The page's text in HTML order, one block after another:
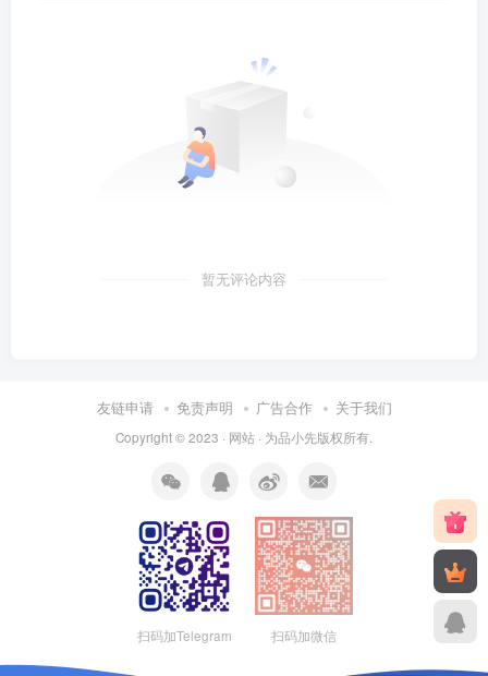
暂无评论内容
友链申请 免责声明 广告合作 关于我们
Copyright © 2023 · 网站 · 为品小先版权所有.
扫码加Telegram 扫码加微信